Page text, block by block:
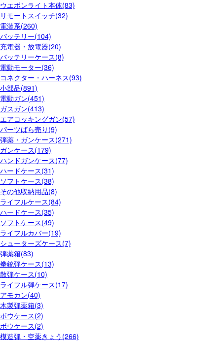
ウエポンライト本体(83)
リモートスイッチ(32)
電装系(260)
バッテリー(104)
充電器・放電器(20)
バッテリーケース(8)
電動モーター(36)
コネクター・ハーネス(93)
小部品(891)
電動ガン(451)
ガスガン(413)
エアコッキングガン(57)
パーツばら売り(9)
弾薬・ガンケース(271)
ガンケース(179)
ハンドガンケース(77)
ハードケース(31)
ソフトケース(38)
その他収納用品(8)
ライフルケース(84)
ハードケース(35)
ソフトケース(49)
ライフルカバー(19)
シューターズケース(7)
弾薬箱(83)
拳銃弾ケース(13)
散弾ケース(10)
ライフル弾ケース(17)
アモカン(40)
木製弾薬箱(3)
ボウケース(2)
ボウケース(2)
模造弾・空薬きょう(266)